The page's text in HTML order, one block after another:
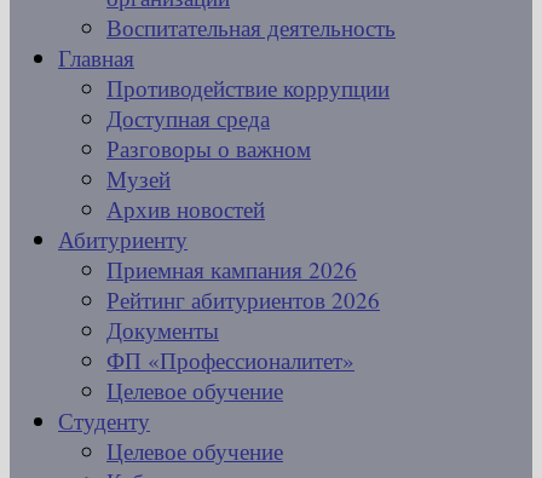
Воспитательная деятельность
Главная
Противодействие коррупции
Доступная среда
Разговоры о важном
Музей
Архив новостей
Абитуриенту
Приемная кампания 2026
Рейтинг абитуриентов 2026
Документы
ФП «Профессионалитет»
Целевое обучение
Студенту
Целевое обучение